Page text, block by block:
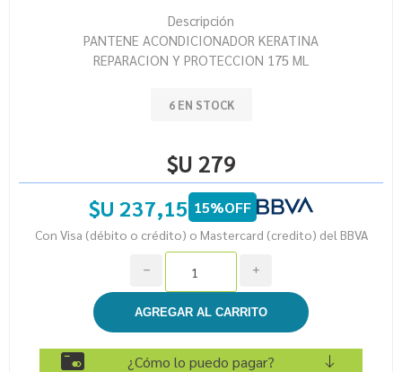
Descripción
PANTENE ACONDICIONADOR KERATINA
REPARACION Y PROTECCION 175 ML
6 EN STOCK
$U 279
$U 237,15 15%OFF
Con Visa (débito o crédito) o Mastercard (credito) del BBVA
i
h
¿Cómo lo puedo pagar?